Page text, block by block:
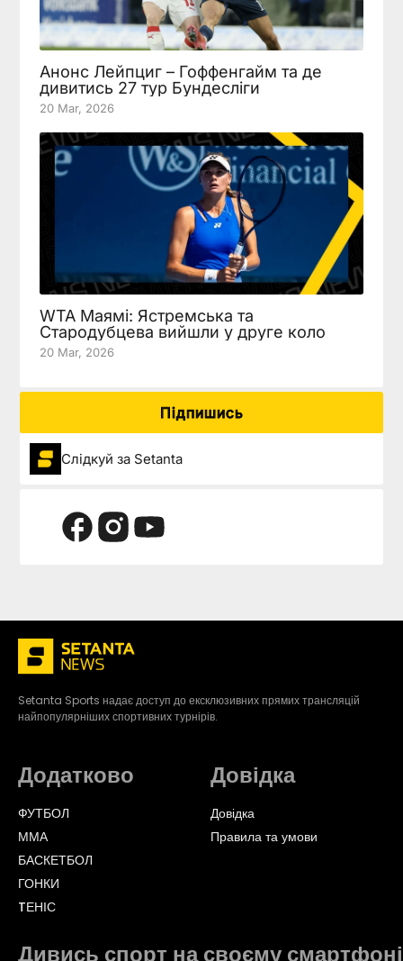
Анонс Лейпциг – Гоффенгайм та де
дивитись 27 тур Бундесліги
20 Mar, 2026
WTA Маямі: Ястремська та
Стародубцева вийшли у друге коло
20 Mar, 2026
Підпишись
Слідкуй за Setanta
Setanta Sports надає доступ до ексклюзивних прямих трансляцій
найпопулярніших спортивних турнірів.
Додатково
ФУТБОЛ
ММА
БАСКЕТБОЛ
ГОНКИ
TЕНІС
Довідка
Довідка
Правила та умови
Дивись спорт на своєму смартфоні